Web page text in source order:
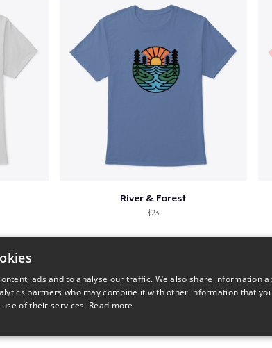
River & Forest
$23
ads and to analyse our traffic. We also share information
partners who may combine it with other information that
of their services. Read more